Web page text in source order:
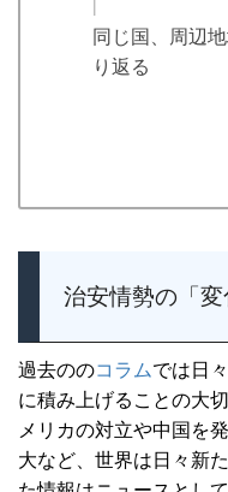
同じ国、周辺
り返る
治安情勢の「
過去ののコラムでは日
に積み上げることの大
メリカの対立や中国を
大など、世界は日々新